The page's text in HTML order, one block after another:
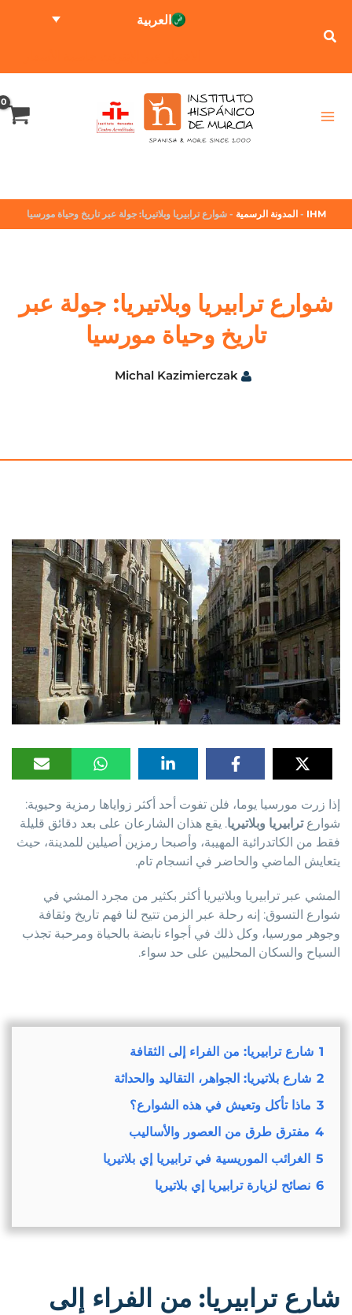
العربية
IHM
-المدونة الرسمية-شوارع ترابيريا وبلاتيريا: جولة عبر تاريخ وحياة مورسيا
شوارع ترابيريا وبلاتيريا: جولة عبر
تاريخ وحياة مورسيا
Michal Kazimierczak
إذا زرت مورسيا يوما، فلن تفوت أحد أكثر زواياها رمزية وحيوية:
شوارع ترابيريا وبلاتيريا. يقع هذان الشارعان على بعد دقائق قليلة
فقط من الكاتدرائية المهيبة، وأصبحا رمزين أصيلين للمدينة، حيث
يتعايش الماضي والحاضر في انسجام تام.
المشي عبر ترابيريا وبلاتيريا أكثر بكثير من مجرد المشي في
شوارع التسوق: إنه رحلة عبر الزمن تتيح لنا فهم تاريخ وثقافة
وجوهر مورسيا، وكل ذلك في أجواء نابضة بالحياة ومرحبة تجذب
السياح والسكان المحليين على حد سواء.
شارع ترابيريا: من الفراء إلى الثقافة
2
شارع بلاتيريا: الجواهر، التقاليد والحداثة
3
ماذا تأكل وتعيش في هذه الشوارع؟
4
مفترق طرق من العصور والأساليب
5
الغرائب الموريسية في ترابيريا إي بلاتيريا
6
نصائح لزيارة ترابيريا إي بلاتيريا
شارع ترابيريا: من الفراء إلى